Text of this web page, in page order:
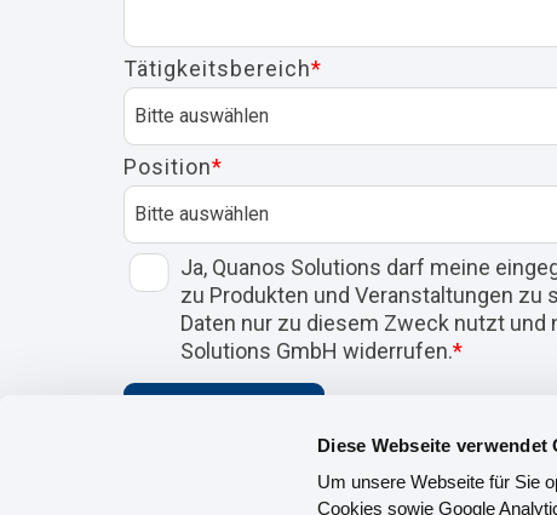
Diese Webseite verwendet
Um unsere Webseite für Sie
Cookies sowie Google
Tätigkeitsbereich*
Position*
Ja, Quanos Solutions darf meine
zu Produkten und Veranstaltungen zu
Daten nur zu diesem Zweck nutzt und
Solutions GmbH widerrufen.*